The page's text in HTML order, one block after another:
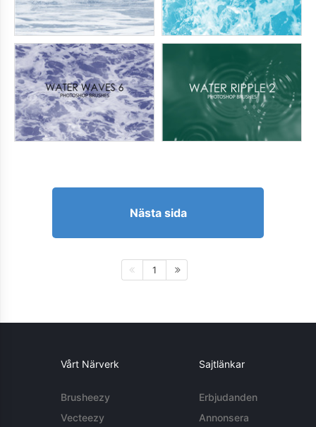
Nästa sida
1
Vårt Närverk
Brusheezy
Vecteezy
Sajtlänkar
Erbjudanden
Annonsera